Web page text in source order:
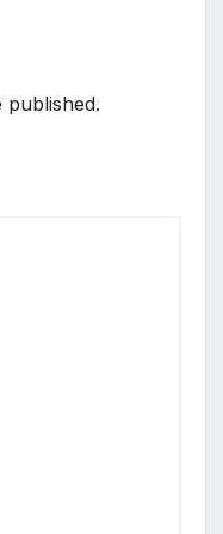
published.